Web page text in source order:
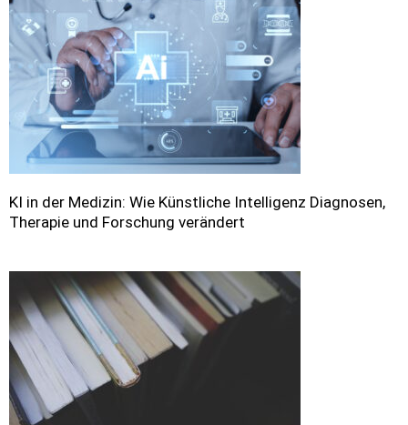
KI in der Medizin: Wie Künstliche Intelligenz Diagnosen,
Therapie und Forschung verändert